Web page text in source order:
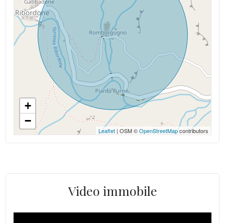
+
−
Leaflet| OSM ©OpenStreetMapcontributors
Video immobile